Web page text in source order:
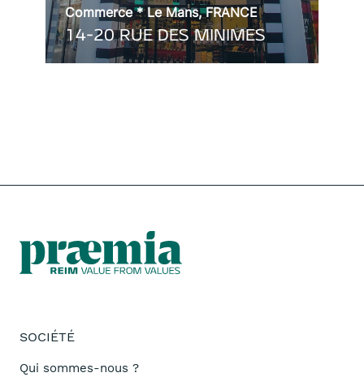
Commerce * Le Mans, FRANCE
14-20 RUE DES MINIMES
SOCIÉTÉ
Qui sommes-nous ?